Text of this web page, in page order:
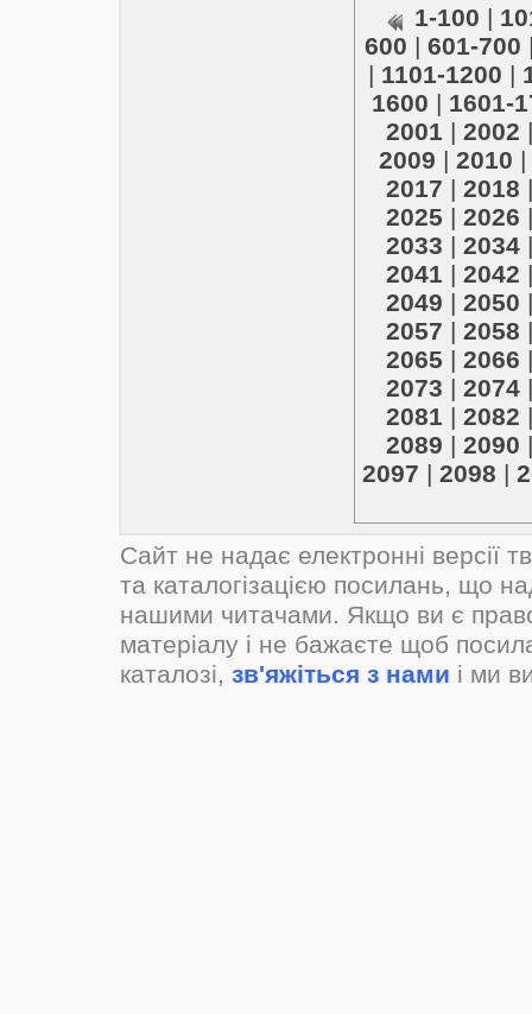
1-100 |
600 | 601-700
| 1101-1200 |
1600 | 1601-
2001 | 2002
2009 | 2010 |
2017 | 2018
2025 | 2026
2033 | 2034
2041 | 2042
2049 | 2050
2057 | 2058
2065 | 2066
2073 | 2074
2081 | 2082
2089 | 2090
2097 | 2098 |
Сайт не надає електронні версії
та каталогізацією посилань, що
нашими читачами. Якщо ви є
матеріалу і не бажаєте щоб
каталозі, зв'яжіться з нами і ми